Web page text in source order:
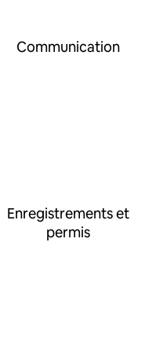
Communication
Enregistrements et
permis